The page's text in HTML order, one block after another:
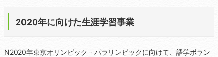
2020年に向けた生涯学習事業
N2020年東京オリンピック・パラリンピックに向けて、語学ボラン